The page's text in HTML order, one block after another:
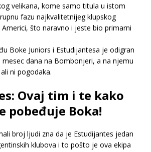
velikana, kome samo titula u istom
fazu najkvalitetnijeg klupskog
što naravno i jeste bio primarni
Boke Juniors i Estudijantesa je odigran
dana na Bombonjeri, a na njemu
ni pogodaka.
Ovaj tim i te kako
pobeđuje Boka!
broj ljudi zna da je Estudijantes jedan
klubova i to pošto je ova ekipa